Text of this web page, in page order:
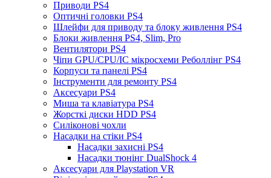
Приводи PS4
Оптичні головки PS4
Шлейфи для приводу та блоку живлення PS4
Блоки живлення PS4, Slim, Pro
Вентилятори PS4
Чіпи GPU/CPU/IC мікросхеми Реболлінг PS4
Корпуси та панелі PS4
Інструменти для ремонту PS4
Аксесуари PS4
Миша та клавіатура PS4
Жорсткі диски HDD PS4
Силіконові чохли
Насадки на стіки PS4
Насадки захисні PS4
Насадки тюнінг DualShock 4
Аксесуари для Playstation VR